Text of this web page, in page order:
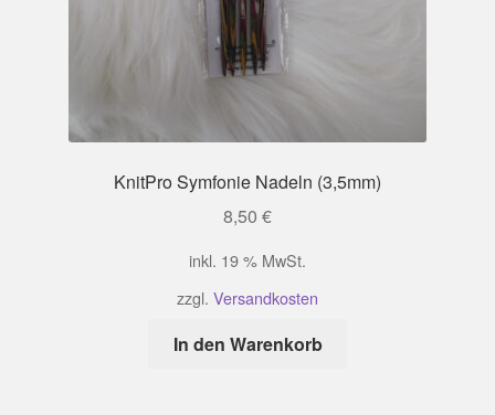
KnitPro Symfonie Nadeln (3,5mm)
8,50 €
inkl. 19 % MwSt.
zzgl. Versandkosten
In den Warenkorb